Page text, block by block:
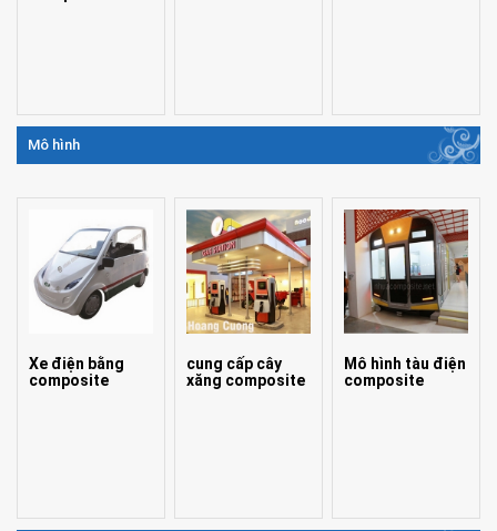
Mô hình
Xe điện bằng
composite
cung cấp cây
xăng composite
Mô hình tàu điện
composite